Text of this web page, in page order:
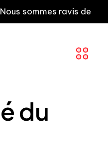
sommes ravis de
du